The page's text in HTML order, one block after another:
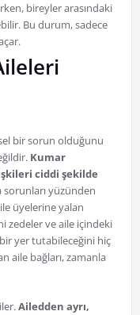
bireyler arasındaki
Bu durum, sadece
bir sorun olduğunu
Kumar
ciddi şekilde
sorunları yüzünden
üyelerine yalan
zedeler ve aile içindeki
yer tutabileceğini hiç
aile bağları, zamanla
Ailedden ayrı,